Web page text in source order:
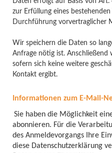
zur Erfüllung eines
Durchführung vorvertraglicher
Wir speichern die Daten so
Anfrage nötig ist. Anschließend
sofern sich keine weitere
Kontakt ergibt.
Informationen zum E-Mail-
Sie haben die Möglichkeit
abonnieren. Für die
des Anmeldevorgangs Ihre
diese Datenschutzerklärung